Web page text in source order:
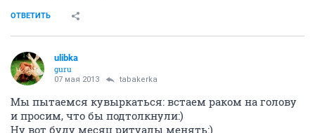
ОТВЕТИТЬ
ulibka
guru
07 мая 2013 tabakerka
Мы пытаемся кувыркаться: встаем раком на голову
и просим, что бы подтолкнули:)
Ну вот буду месяц ритуалы менять:)